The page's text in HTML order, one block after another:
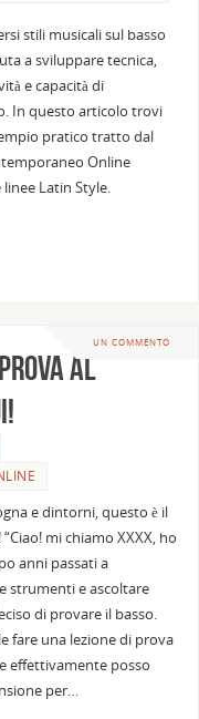
stili musicali sul basso
a sviluppare tecnica,
e capacità di
In questo articolo trovi
pratico tratto dal
Online
Latin Style.
UN COMMENTO
al
e dintorni, questo è il
mi chiamo XXXX, ho
anni passati a
strumenti e ascoltare
di provare il basso.
fare una lezione di prova
effettivamente posso
per…